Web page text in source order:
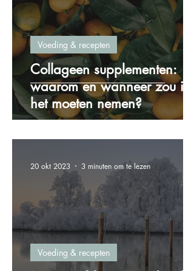
Collageen supplementen:
waarom en wanneer zou ik
het moeten nemen?
Voeding & recepten
Voeding & recepten
20 okt 2023 3 minuten om te lezen